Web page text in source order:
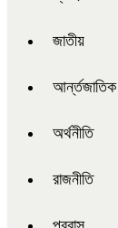
জাতীয়
আর্ন্তজাতিক
অর্থনীতি
রাজনীতি